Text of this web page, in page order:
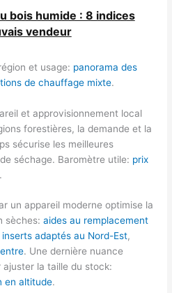
bois humide : 8 indices
vendeur
et usage: panorama des
de chauffage mixte.
et approvisionnement local
forestières, la demande et la
sécurise les meilleures
séchage. Baromètre utile: prix
.
un appareil moderne optimise la
sèches:aides au remplacement
adaptés au Nord-Est,
. Une dernière nuance
la taille du stock:
en altitude.